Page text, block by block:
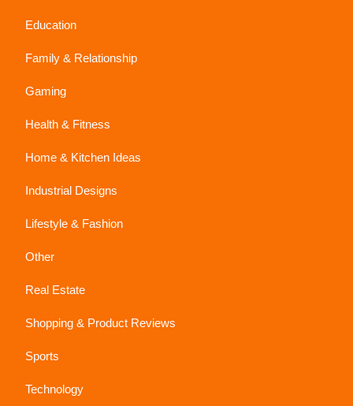
Education
Family & Relationship
Gaming
Health & Fitness
Home & Kitchen Ideas
Industrial Designs
Lifestyle & Fashion
Other
Real Estate
Shopping & Product Reviews
Sports
Technology